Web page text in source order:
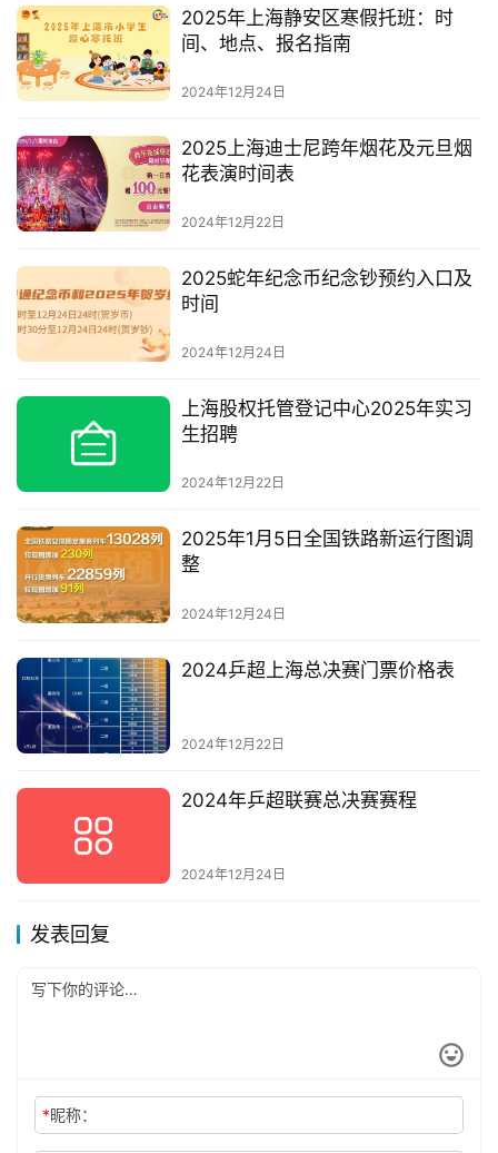
2025年上海静安区寒假托班：时
间、地点、报名指南
2024年12月24日
2025上海迪士尼跨年烟花及元旦烟
花表演时间表
2024年12月22日
2025蛇年纪念币纪念钞预约入口及
时间
2024年12月24日
上海股权托管登记中心2025年实习
生招聘
2024年12月22日
2025年1月5日全国铁路新运行图调
整
2024年12月24日
2024乒超上海总决赛门票价格表
2024年12月22日
2024年乒超联赛总决赛赛程
2024年12月24日
发表回复
*昵称：